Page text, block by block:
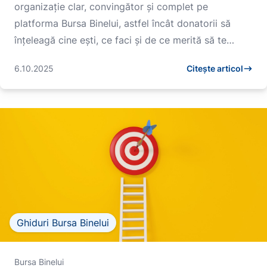
organizație clar, convingător și complet pe
platforma Bursa Binelui, astfel încât donatorii să
înțeleagă cine ești, ce faci și de ce merită să te
6.10.2025 Citește articol
Ghiduri Bursa Binelui
Bursa Binelui